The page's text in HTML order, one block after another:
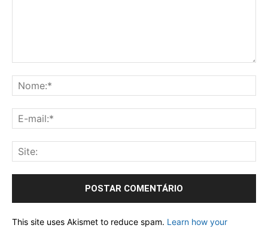
This site uses Akismet to reduce spam. Learn how your